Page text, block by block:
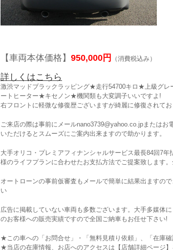
【車両本体価格】 950,000円 （消費税込み）
詳しくはこちら
激渋マッドブラックラッピング★走行54700キロ★上級グ
ートヒーター★キセノン★機関類も大変調子いいですよ!
右フロントに軽微な修復歴ございますが綺麗に修復されてお
ご来店の際は事前にメールnano3739@yahoo.co.jpまたはお
いただけるとスムーズにご案内出来ますので助かります。
大手オリコ・プレミアフィナンシャルサービス最長84回7
様のライフプランに合わせたお支払方法でご提案致します
オートローンの事前仮審査もメールで簡単に結果出ますの
い
広告に掲載していない車両も多数ございます。大手多媒体
のお客様への販売実績ですので全国ご納車もお任せ下さい!
★この車への「お問合せ」・「無料見積り依頼」、「在庫
★当店の在庫情報、お店へのアクセスは【店舗詳細ページ】